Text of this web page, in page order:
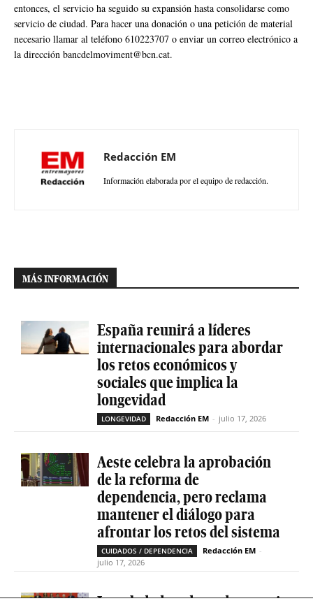
entonces, el servicio ha seguido su expansión hasta consolidarse como
servicio de ciudad. Para hacer una donación o una petición de material
necesario llamar al teléfono 610223707 o enviar un correo electrónico a
la dirección bancdelmoviment@bcn.cat.
Redacción EM
Información elaborada por el equipo de redacción.
MÁS INFORMACIÓN
España reunirá a líderes
internacionales para abordar
los retos económicos y
sociales que implica la
longevidad
LONGEVIDAD Redacción EM - julio 17, 2026
Aeste celebra la aprobación
de la reforma de
dependencia, pero reclama
mantener el diálogo para
afrontar los retos del sistema
CUIDADOS / DEPENDENCIA Redacción EM -
julio 17, 2026
La soledad no deseada es casi